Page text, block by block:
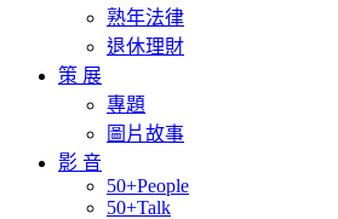
熟年法律
退休理財
策 展
專題
圖片故事
影 音
50+People
50+Talk